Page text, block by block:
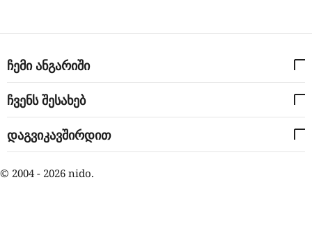
ჩემი ანგარიში
ჩვენს შესახებ
დაგვიკავშირდით
© 2004 - 2026 nido.